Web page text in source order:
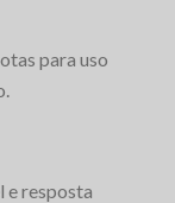
para uso
e resposta